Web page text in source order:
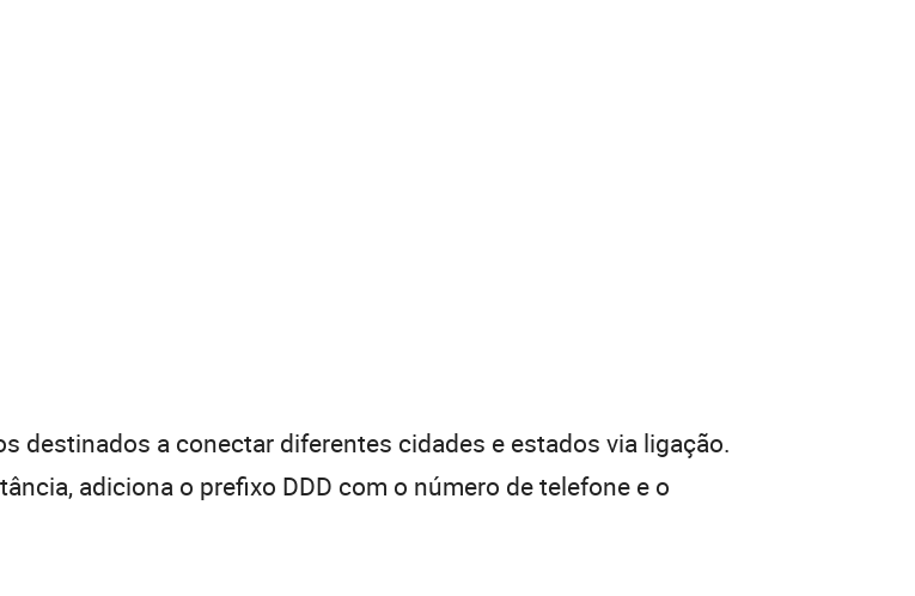
destinados a conectar diferentes cidades e estados via ligação.
adiciona o prefixo DDD com o número de telefone e o